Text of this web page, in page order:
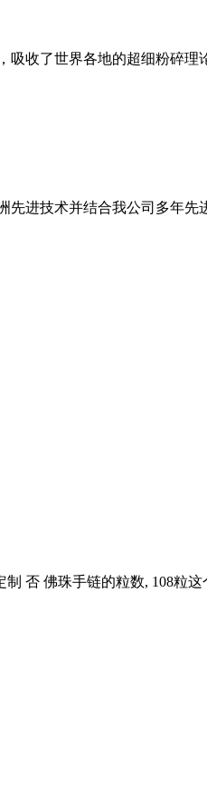
收了世界各地的超细粉碎
进技术并结合我公司多年
否 佛珠手链的粒数, 108粒